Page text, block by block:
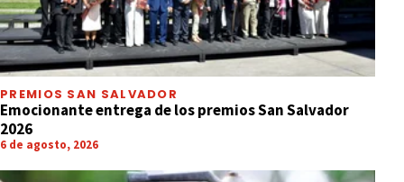
PREMIOS SAN SALVADOR
Emocionante entrega de los premios San Salvador
2026
6 de agosto, 2026